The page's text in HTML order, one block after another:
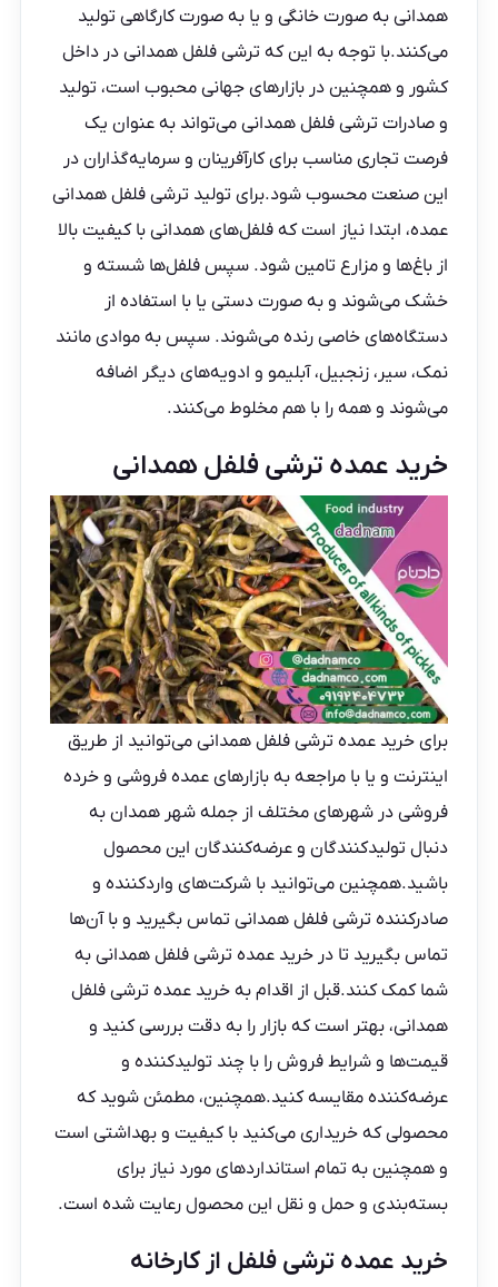
همدانی به صورت خانگی و یا به صورت کارگاهی تولید
می‌کنند.با توجه به این که ترشی فلفل همدانی در داخل
کشور و همچنین در بازارهای جهانی محبوب است، تولید
و صادرات ترشی فلفل همدانی می‌تواند به عنوان یک
فرصت تجاری مناسب برای کارآفرینان و سرمایه‌گذاران در
این صنعت محسوب شود.برای تولید ترشی فلفل همدانی
عمده، ابتدا نیاز است که فلفل‌های همدانی با کیفیت بالا
از باغ‌ها و مزارع تامین شود. سپس فلفل‌ها شسته و
خشک می‌شوند و به صورت دستی یا با استفاده از
دستگاه‌های خاصی رنده می‌شوند. سپس به موادی مانند
نمک، سیر، زنجبیل، آبلیمو و ادویه‌های دیگر اضافه
می‌شوند و همه را با هم مخلوط می‌کنند.
خرید عمده ترشی فلفل همدانی
برای خرید عمده ترشی فلفل همدانی می‌توانید از طریق
اینترنت و یا با مراجعه به بازارهای عمده فروشی و خرده
فروشی در شهرهای مختلف از جمله شهر همدان به
دنبال تولیدکنندگان و عرضه‌کنندگان این محصول
باشید.همچنین می‌توانید با شرکت‌های واردکننده و
صادرکننده ترشی فلفل همدانی تماس بگیرید و با آن‌ها
تماس بگیرید تا در خرید عمده ترشی فلفل همدانی به
شما کمک کنند.قبل از اقدام به خرید عمده ترشی فلفل
همدانی، بهتر است که بازار را به دقت بررسی کنید و
قیمت‌ها و شرایط فروش را با چند تولیدکننده و
عرضه‌کننده مقایسه کنید.همچنین، مطمئن شوید که
محصولی که خریداری می‌کنید با کیفیت و بهداشتی است
و همچنین به تمام استانداردهای مورد نیاز برای
بسته‌بندی و حمل و نقل این محصول رعایت شده است.
خرید عمده ترشی فلفل از کارخانه